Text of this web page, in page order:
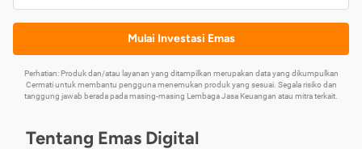
Mulai Investasi Emas
Perhatian: Produk dan/atau layanan yang ditampilkan merupakan data yang dikumpulkan
Cermati untuk membantu pengguna menemukan produk yang sesuai. Segala risiko dan
tanggung jawab berada pada masing-masing Lembaga Jasa Keuangan atau mitra terkait.
Tentang Emas Digital